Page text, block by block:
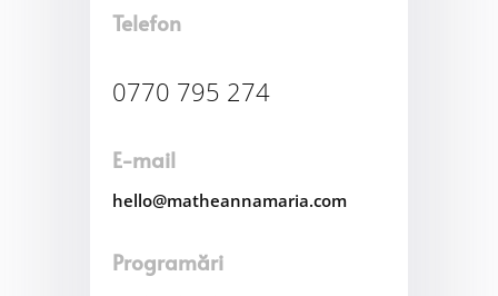
Telefon
0770 795 274
E-mail
hello@matheannamaria.com
Programări